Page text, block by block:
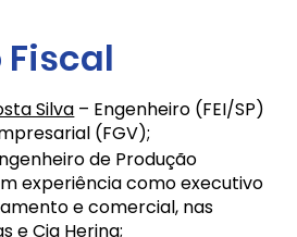
Silva – Engenheiro (FEI/SP)
(FGV);
de Produção
experiência como executivo
e comercial, nas
e Cia Hering;